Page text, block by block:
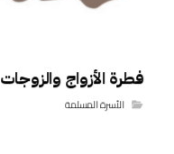
فطرة الأزواج والزوجات
الأسرة المسلمة